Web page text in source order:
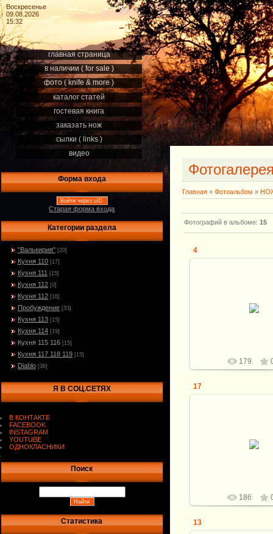
Воскресенье
09.08.2026
15:32
главная страница
в наличии ( for sale )
фото ( knife & more )
каталог статей
гостевая книга
заказать нож
сылки ( links )
видео
Форма входа
Войти через uID
Старая форма входа
Категории раздела
"Валькирия" [20]
Кухня 110 [17]
Кухня 111 [15]
Кухня 112 [0]
Кухня 112 [16]
Пробуждение [33]
Кухня 113 [15]
Кухня 114 [19]
Кухня 115 116 [15]
Кухня 117 118 119 [15]
Diablo [36]
Я В СОЦ.СЕТЯХ
В КОНТАКТЕ
FACEBOOK
INSTAGRAM
YOUTUBE
ОДНОКЛАСНИКИ
Поиск
Статистика
Главная » Фотоальбом »
Фотографий в альбоме: 15
4
179
17
186
13